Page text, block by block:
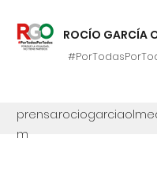
m
ROCÍO GARCÍA